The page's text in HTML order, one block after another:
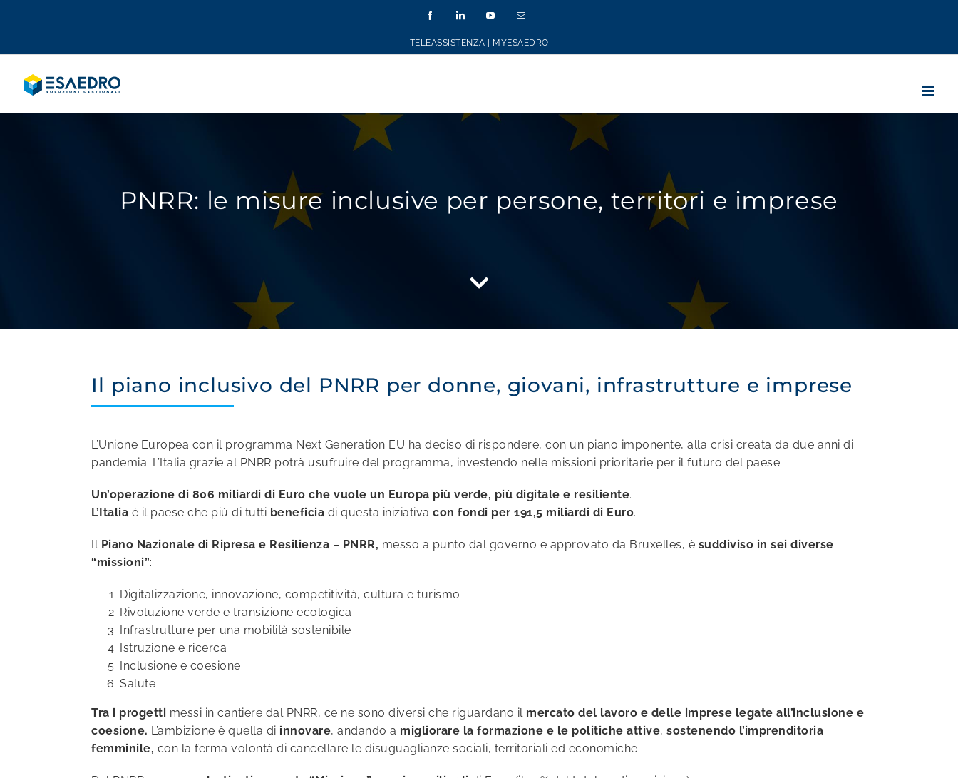
FacebookLinkedInYouTubeEmail
TELEASSISTENZA MYESAEDRO
PNRR: le misure inclusive per persone, territori e imprese
Il piano inclusivo del PNRR per donne, giovani, infrastrutture e imprese
L’Unione Europea con il programma Next Generation EU ha deciso di rispondere, con un piano imponente, alla crisi creata da due anni di
pandemia. L’Italia grazie al PNRR potrà usufruire del programma, investendo nelle missioni prioritarie per il futuro del paese.
Un’operazione di 806 miliardi di Euro che vuole un Europa più verde, più digitale e resiliente.
L’Italia è il paese che più di tutti beneficia di questa iniziativacon fondi per 191,5 miliardi di Euro.
Il Piano Nazionale di Ripresa e Resilienza – PNRR, messo a punto dal governo e approvato da Bruxelles, è suddiviso in sei diverse
“missioni”:
Digitalizzazione, innovazione, competitività, cultura e turismo
Rivoluzione verde e transizione ecologica
Infrastrutture per una mobilità sostenibile
Istruzione e ricerca
Inclusione e coesione
Salute
Tra i progetti messi in cantiere dal PNRR, ce ne sono diversi che riguardano ilmercato del lavoro e delle imprese legate all’inclusione e
coesione. L’ambizione è quella di innovare, andando a migliorare la formazione e le politiche attive,sostenendo l’imprenditoria
femminile, con la ferma volontà di cancellare le disuguaglianze sociali, territoriali ed economiche.